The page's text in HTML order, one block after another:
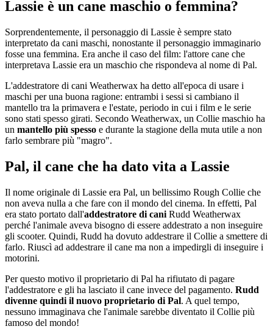
Lassie è un cane maschio o femmina?
Sorprendentemente, il personaggio di Lassie è sempre stato
interpretato da cani maschi, nonostante il personaggio immaginario
fosse una femmina. Era anche il caso del film: l'attore cane che
interpretava Lassie era un maschio che rispondeva al nome di Pal.
L'addestratore di cani Weatherwax ha detto all'epoca di usare i
maschi per una buona ragione: entrambi i sessi si cambiano il
mantello tra la primavera e l'estate, periodo in cui i film e le serie
sono stati spesso girati. Secondo Weatherwax, un Collie maschio ha
un mantello più spesso e durante la stagione della muta utile a non
farlo sembrare più "magro".
Pal, il cane che ha dato vita a Lassie
Il nome originale di Lassie era Pal, un bellissimo Rough Collie che
non aveva nulla a che fare con il mondo del cinema. In effetti, Pal
era stato portato dall'addestratore di cani Rudd Weatherwax
perché l'animale aveva bisogno di essere addestrato a non inseguire
gli scooter. Quindi, Rudd ha dovuto addestrare il Collie a smettere di
farlo. Riuscì ad addestrare il cane ma non a impedirgli di inseguire i
motorini.
Per questo motivo il proprietario di Pal ha rifiutato di pagare
l'addestratore e gli ha lasciato il cane invece del pagamento. Rudd
divenne quindi il nuovo proprietario di Pal. A quel tempo,
nessuno immaginava che l'animale sarebbe diventato il Collie più
famoso del mondo!